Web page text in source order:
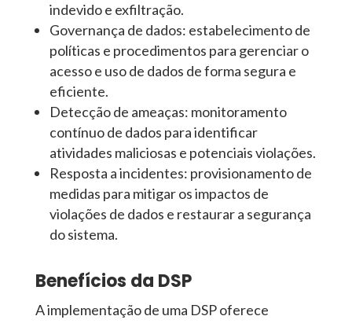
indevido e exfiltração.
Governança de dados: estabelecimento de
políticas e procedimentos para gerenciar o
acesso e uso de dados de forma segura e
eficiente.
Detecção de ameaças: monitoramento
contínuo de dados para identificar
atividades maliciosas e potenciais violações.
Resposta a incidentes: provisionamento de
medidas para mitigar os impactos de
violações de dados e restaurar a segurança
do sistema.
Benefícios da DSP
A implementação de uma DSP oferece